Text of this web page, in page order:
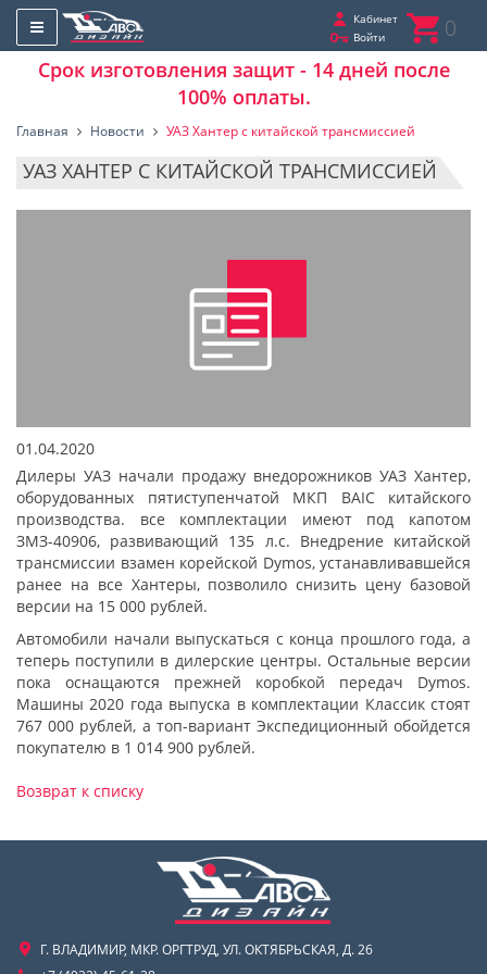
Кабинет
Войти
0
Срок изготовления защит - 14 дней после
100% оплаты.
Главная Новости УАЗ Хантер с китайской трансмиссией
УАЗ ХАНТЕР С КИТАЙСКОЙ ТРАНСМИССИЕЙ
01.04.2020
Дилеры УАЗ начали продажу внедорожников УАЗ Хантер,
оборудованных пятиступенчатой МКП BAIC китайского
производства. все комплектации имеют под капотом
ЗМЗ-40906, развивающий 135 л.с. Внедрение китайской
трансмиссии взамен корейской Dymos, устанавливавшейся
ранее на все Хантеры, позволило снизить цену базовой
версии на 15 000 рублей.
Автомобили начали выпускаться с конца прошлого года, а
теперь поступили в дилерские центры. Остальные версии
пока оснащаются прежней коробкой передач Dymos.
Машины 2020 года выпуска в комплектации Классик стоят
767 000 рублей, а топ-вариант Экспедиционный обойдется
покупателю в 1 014 900 рублей.
Возврат к списку
Г. ВЛАДИМИР, МКР. ОРГТРУД, УЛ. ОКТЯБРЬСКАЯ, Д. 26